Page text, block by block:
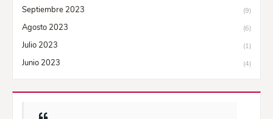
Septiembre 2023 (9)
Agosto 2023 (6)
Julio 2023 (1)
Junio 2023 (4)